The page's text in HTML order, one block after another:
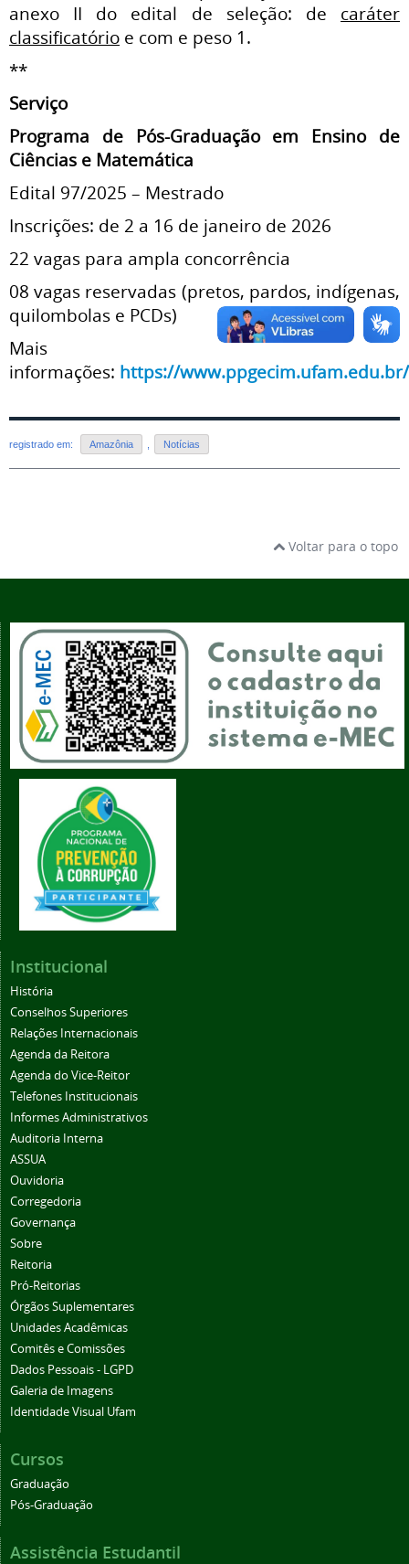
anexo II do edital de seleção: de caráter
classificatório e com e peso 1.
**
Serviço
Programa de Pós-Graduação em Ensino de
Ciências e Matemática
Edital 97/2025 – Mestrado
Inscrições: de 2 a 16 de janeiro de 2026
22 vagas para ampla concorrência
08 vagas reservadas (pretos, pardos, indígenas,
quilombolas e PCDs)
Mais
informações: https://www.ppgecim.ufam.edu.br/
registrado em: Amazônia Notícias
Voltar para o topo
Institucional
História
Conselhos Superiores
Relações Internacionais
Agenda da Reitora
Agenda do Vice-Reitor
Telefones Institucionais
Informes Administrativos
Auditoria Interna
ASSUA
Ouvidoria
Corregedoria
Governança
Sobre
Reitoria
Pró-Reitorias
Órgãos Suplementares
Unidades Acadêmicas
Comitês e Comissões
Dados Pessoais - LGPD
Galeria de Imagens
Identidade Visual Ufam
Cursos
Graduação
Pós-Graduação
Assistência Estudantil